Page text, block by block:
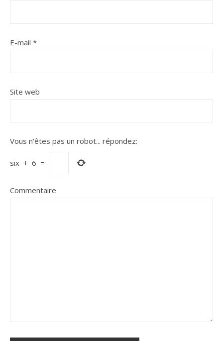
E-mail *
Site web
Vous n'êtes pas un robot... répondez:
six + 6 =
Commentaire